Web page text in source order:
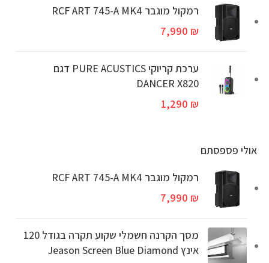
‏רמקול מוגבר RCF ART 745-A MK4
7,990 ₪
ערכת קריוקי PURE ACUSTICS דגם
DANCER X820
1,290 ₪
אולי פספסתם
‏רמקול מוגבר RCF ART 745-A MK4
7,990 ₪
מסך הקרנה חשמלי שקוע תקרה בגודל 120
אינץ Jeason Screen Blue Diamond